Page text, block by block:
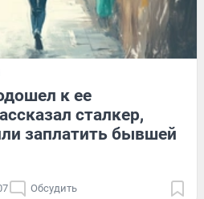
к ее
сталкер,
заплатить бывшей
Обсудить